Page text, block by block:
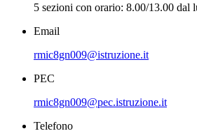
5 sezioni con orario: 8.00/13.00 dal
Email
rmic8gn009@istruzione.it
PEC
rmic8gn009@pec.istruzione.it
Telefono